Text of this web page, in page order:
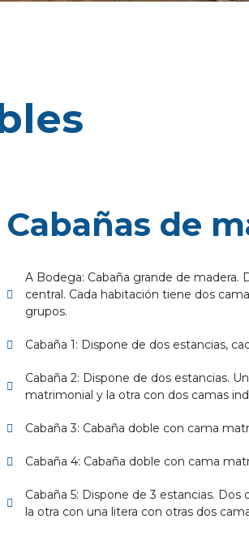
Cabañas de
A Bodega: Cabaña grande de madera.
central. Cada habitación tiene dos
grupos.
Cabaña 1: Dispone de dos estancias,
Cabaña 2: Dispone de dos estancias.
matrimonial y la otra con dos camas
Cabaña 3: Cabaña doble con cama
Cabaña 4: Cabaña doble con cama
Cabaña 5: Dispone de 3 estancias.
la otra con una litera con otras dos